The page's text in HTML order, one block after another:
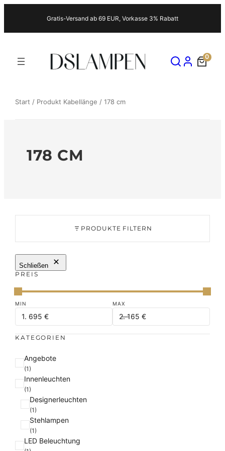
springen
Gratis-Versand ab 69 EUR, Vorkasse 3% Rabatt
0
Start / Produkt Kabellänge / 178 cm
178 CM
PRODUKTE FILTERN
Schließen
PREIS
KATEGORIEN
K
a
t
e
Angebote
(1)
Innenleuchten
(1)
Designerleuchten
(1)
Stehlampen
(1)
LED Beleuchtung